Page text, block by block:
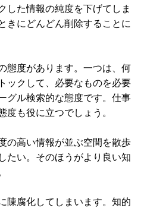
した情報の純度を下げてしま
きにどんどん削除することに
態度があります。一つは、何
ックして、必要なものを必要
グル検索的な態度です。仕事
度も役に立つでしょう。
の高い情報が並ぶ空間を散歩
たい。そのほうがより良い知
陳腐化してしまいます。知的